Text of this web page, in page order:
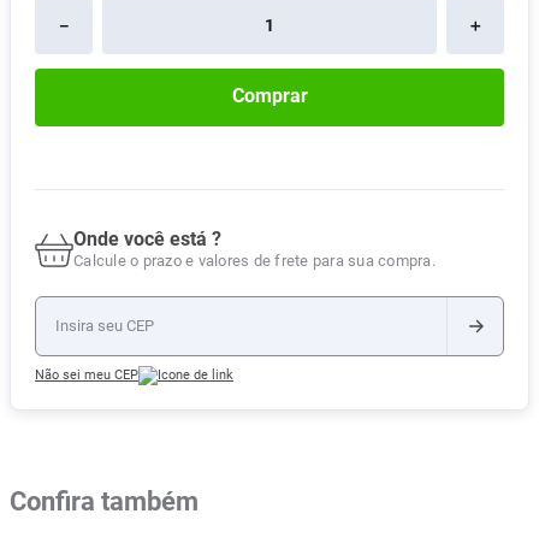
＋
－
Comprar
Onde você está ?
Calcule o prazo e valores de frete para sua compra.
Não sei meu CEP
Confira também